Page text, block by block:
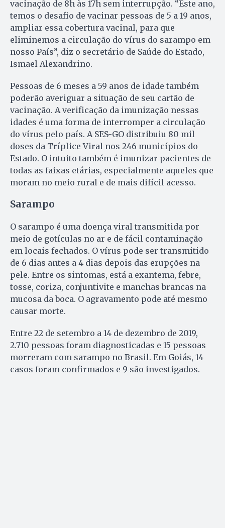
vacinação de 8h às 17h sem interrupção. “Este ano,
temos o desafio de vacinar pessoas de 5 a 19 anos,
ampliar essa cobertura vacinal, para que
eliminemos a circulação do vírus do sarampo em
nosso País”, diz o secretário de Saúde do Estado,
Ismael Alexandrino.
Pessoas de 6 meses a 59 anos de idade também
poderão averiguar a situação de seu cartão de
vacinação. A verificação da imunização nessas
idades é uma forma de interromper a circulação
do vírus pelo país. A SES-GO distribuiu 80 mil
doses da Tríplice Viral nos 246 municípios do
Estado. O intuito também é imunizar pacientes de
todas as faixas etárias, especialmente aqueles que
moram no meio rural e de mais difícil acesso.
Sarampo
O sarampo é uma doença viral transmitida por
meio de gotículas no ar e de fácil contaminação
em locais fechados. O vírus pode ser transmitido
de 6 dias antes a 4 dias depois das erupções na
pele. Entre os sintomas, está a exantema, febre,
tosse, coriza, conjuntivite e manchas brancas na
mucosa da boca. O agravamento pode até mesmo
causar morte.
Entre 22 de setembro a 14 de dezembro de 2019,
2.710 pessoas foram diagnosticadas e 15 pessoas
morreram com sarampo no Brasil. Em Goiás, 14
casos foram confirmados e 9 são investigados.